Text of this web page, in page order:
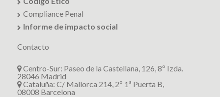
Compliance Penal
Informe de impacto social
Contacto
Centro-Sur: Paseo de la Castellana, 126, 8º Izda.
28046 Madrid
Cataluña: C/ Mallorca 214, 2º 1ª Puerta B,
08008 Barcelona